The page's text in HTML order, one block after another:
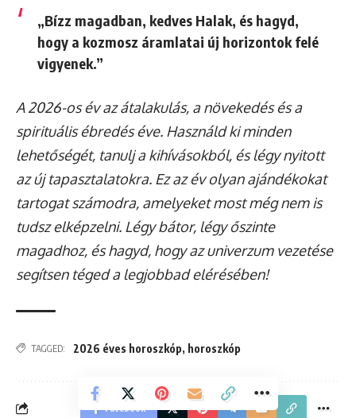
„Bízz magadban, kedves Halak, és hagyd,
hogy a kozmosz áramlatai új horizontok felé
vigyenek.”
A 2026-os év az átalakulás, a növekedés és a
spirituális ébredés éve. Használd ki minden
lehetőségét, tanulj a kihívásokból, és légy nyitott
az új tapasztalatokra. Ez az év olyan ajándékokat
tartogat számodra, amelyeket most még nem is
tudsz elképzelni. Légy bátor, légy őszinte
magadhoz, és hagyd, hogy az univerzum vezetése
segítsen téged a legjobbad elérésében!
TAGGED: 2026 éves horoszkóp, horoszkóp
Facebook